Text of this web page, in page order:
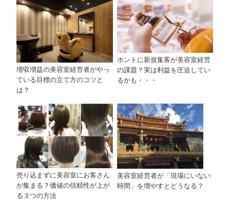
増収増益の美容室経営者がやっ
ている目標の立て方のコツと
は？
ホントに新規集客が美容室経営
の課題？実は利益を圧迫してい
るかも・・・
売り込まずに美容室にお客さん
が集まる？価値の信頼性が上が
る３つの方法
美容室経営者が「現場にいない
時間」を増やすとどうなる？